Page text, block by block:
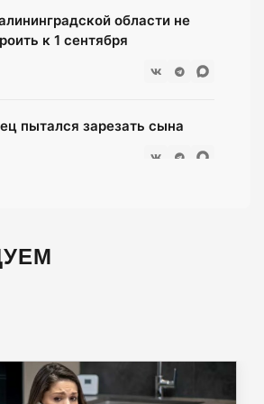
области не
к 1 сентября
пытался зарезать сына
окрестности
тухлой